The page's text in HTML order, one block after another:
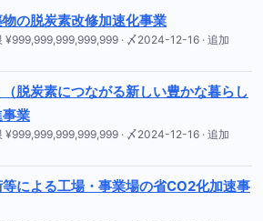
物の脱炭素改修加速化事業
¥999,999,999,999,999 · 〆2024-12-16 · 追加
（脱炭素につながる新しい豊かな暮らし
業
¥999,999,999,999,999 · 〆2024-12-16 · 追加
等による工場・事業場の省CO2化加速事